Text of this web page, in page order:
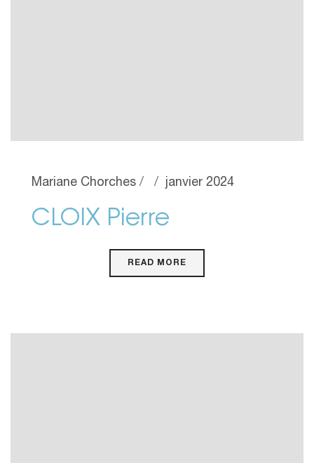
Mariane Chorches janvier 2024
CLOIX Pierre
READ MORE